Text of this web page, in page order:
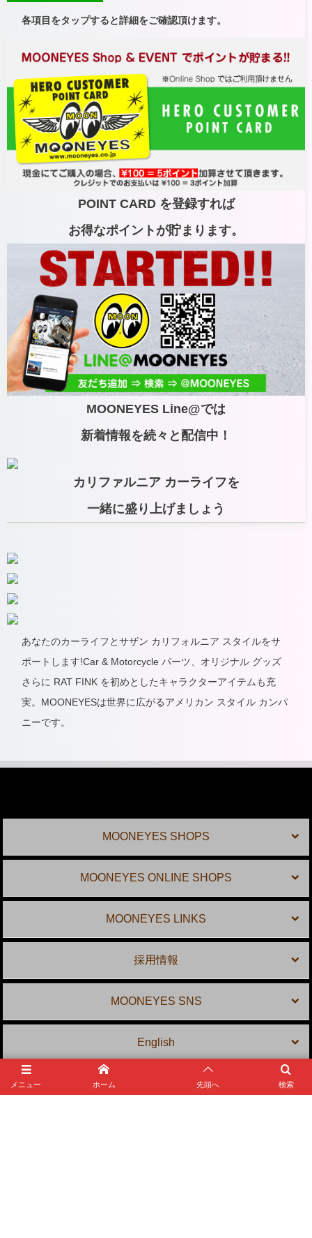
各項目をタップすると詳細をご確認頂けます。
POINT CARD を登録すれば
お得なポイントが貯まります。
MOONEYES Line@では
新着情報を続々と配信中！
カリファルニア カーライフを
一緒に盛り上げましょう
あなたのカーライフとサザン カリフォルニア スタイルをサ
ポートします!Car & Motorcycle パーツ、オリジナル グッズ
さらに RAT FINK を初めとしたキャラクターアイテムも充
実。MOONEYESは世界に広がるアメリカン スタイル カンパ
ニーです。
MOONEYES SHOPS
MOONEYES ONLINE SHOPS
MOONEYES LINKS
採用情報
MOONEYES SNS
English
メニュー 検索
ホーム 先頭へ